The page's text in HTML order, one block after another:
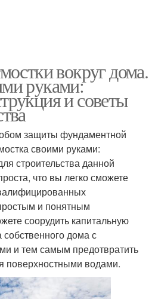
вокруг дома.
руками:
и советы
защиты фундаментной
своими руками:
строительства данной
что вы легко сможете
и понятным
соорудить капитальную
дома с
и тем самым предотвратить
поверхностными водами.